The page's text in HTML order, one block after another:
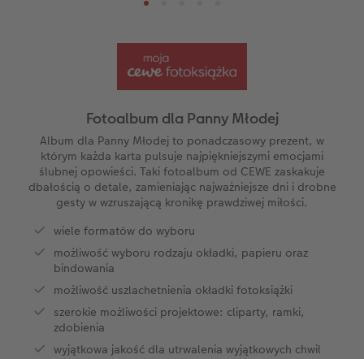
Kwadratowa XL
XXL pionowa
XXL pozioma
Fotoksiążka ślubna
Fotoksiążka urodzinowa
Zdjęcie w ramce
Zdjęcia kreatywne
Zdjęcia do dokumentów
Usługi analogowe
Pudełko ze zdjęciami
Fotokartki
Etui ze zdjęciem
Dla miłośników zwierząt
Fotoobraz na płycie Alu-Dibond
Fotoobraz wieloczęściowy
hexxas
Fotoobraz na piance ze zdjęciem retro XXL
Tablica powitalna
Dodatki do fotoplakatów
Kalendarz dla babci i dziadka
Kalendarz dla niej
Kalendarz dla niego
Kalendarz dla dziadka
Kalendarz dla rodziny
Biuro obsługi klienta CEWE
Urodziny
Wyprawka szkolna
Cytaty
Konkursy fotograficzne CEWE
Konkurs CEWE Photo Award 2027
Fotoalbum dla Panny Młodej
Album dla Panny Młodej to ponadczasowy prezent, w
którym każda karta pulsuje najpiękniejszymi emocjami
ślubnej opowieści. Taki fotoalbum od CEWE zaskakuje
dbałością o detale, zamieniając najważniejsze dni i drobne
gesty w wzruszającą kronikę prawdziwej miłości.
wiele formatów do wyboru
możliwość wyboru rodzaju okładki, papieru oraz
bindowania
możliwość uszlachetnienia okładki fotoksiążki
szerokie możliwości projektowe: cliparty, ramki,
zdobienia
wyjątkowa jakość dla utrwalenia wyjątkowych chwil